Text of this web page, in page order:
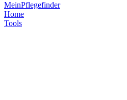
MeinPflegefinder
Home
Tools